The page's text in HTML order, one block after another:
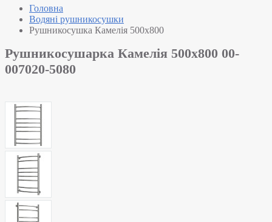
Головна
Водяні рушникосушки
Рушникосушка Камелія 500х800
Рушникосушарка Камелія 500х800 00-
007020-5080